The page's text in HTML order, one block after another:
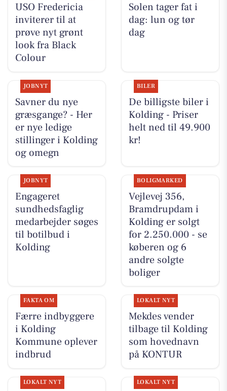
USO Fredericia
inviterer til at
prøve nyt grønt
look fra Black
Colour
Solen tager fat i
dag: lun og tør
dag
JOBNYT
Savner du nye
græsgange? - Her
er nye ledige
stillinger i Kolding
og omegn
BILER
De billigste biler i
Kolding - Priser
helt ned til 49.900
kr!
JOBNYT
Engageret
sundhedsfaglig
medarbejder søges
til botilbud i
Kolding
BOLIGMARKED
Vejlevej 356,
Bramdrupdam i
Kolding er solgt
for 2.250.000 - se
køberen og 6
andre solgte
boliger
FAKTA OM
Færre indbyggere
i Kolding
Kommune oplever
indbrud
LOKALT NYT
Mekdes vender
tilbage til Kolding
som hovednavn
på KONTUR
LOKALT NYT LOKALT NYT